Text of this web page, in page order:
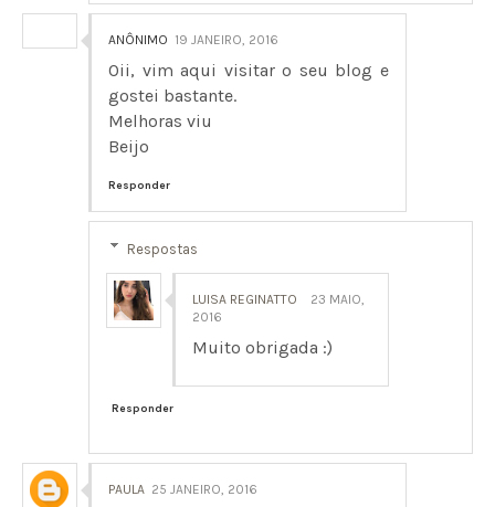
ANÔNIMO 19 JANEIRO, 2016
Oii, vim aqui visitar o seu blog e
gostei bastante.
Melhoras viu
Beijo
Responder
Respostas
LUISA REGINATTO
23 MAIO,
2016
Muito obrigada :)
Responder
PAULA 25 JANEIRO, 2016